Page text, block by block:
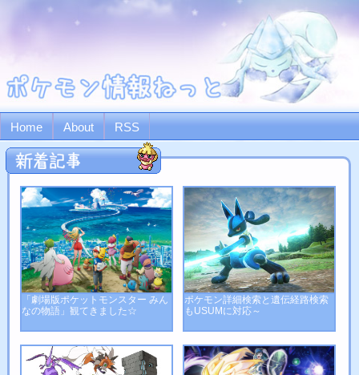
Home About RSS
「劇場版ポケットモンスター みん
なの物語」観てきました☆
ポケモン詳細検索と遺伝経路検索
もUSUMに対応～